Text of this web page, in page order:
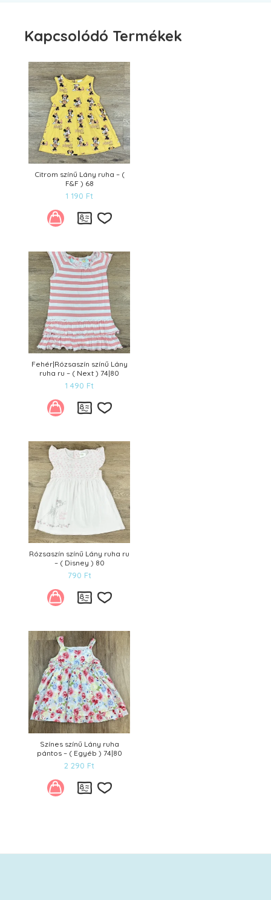
Kapcsolódó Termékek
Citrom színű Lány ruha – (
F&F ) 68
1 190 Ft
Kívánságlistára
Fehér|Rózsaszín színű Lány
ruha ru – ( Next ) 74|80
1 490 Ft
Kívánságlistára
Rózsaszín színű Lány ruha ru
– ( Disney ) 80
790 Ft
Kívánságlistára
Színes színű Lány ruha
pántos – ( Egyéb ) 74|80
2 290 Ft